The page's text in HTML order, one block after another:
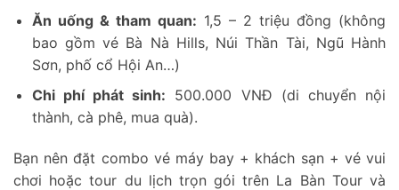
Ăn uống & tham quan: 1,5 – 2 triệu đồng (không
bao gồm vé Bà Nà Hills, Núi Thần Tài, Ngũ Hành
Sơn, phố cổ Hội An…)
Chi phí phát sinh: 500.000 VNĐ (di chuyển nội
thành, cà phê, mua quà).
Bạn nên đặt combo vé máy bay + khách sạn + vé vui
chơi hoặc tour du lịch trọn gói trên La Bàn Tour và